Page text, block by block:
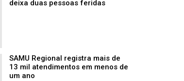
deixa duas pessoas feridas
SAMU Regional registra mais de
13 mil atendimentos em menos de
um ano